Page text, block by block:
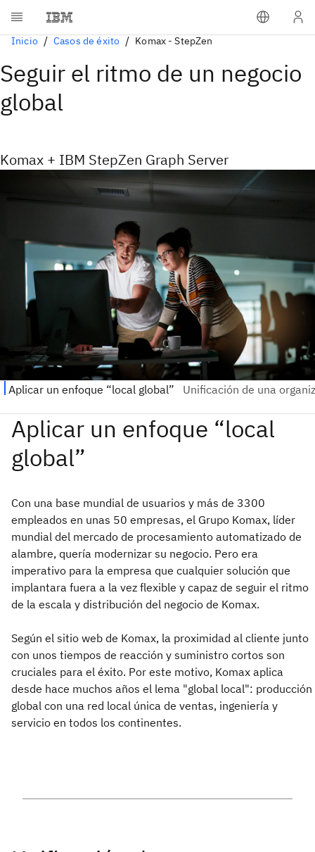
Inicio Casos de éxito Komax - StepZen
Seguir el ritmo de un negocio
global
Komax + IBM StepZen Graph Server
Con una base mundial de usuarios y más de 3300
empleados en unas 50 empresas, el Grupo Komax, líder
mundial del mercado de procesamiento automatizado de
alambre, quería modernizar su negocio. Pero era
imperativo para la empresa que cualquier solución que
implantara fuera a la vez flexible y capaz de seguir el ritmo
de la escala y distribución del negocio de Komax.
Según el sitio web de Komax, la proximidad al cliente junto
con unos tiempos de reacción y suministro cortos son
cruciales para el éxito. Por este motivo, Komax aplica
desde hace muchos años el lema "global local": producción
global con una red local única de ventas, ingeniería y
servicio en todos los continentes.